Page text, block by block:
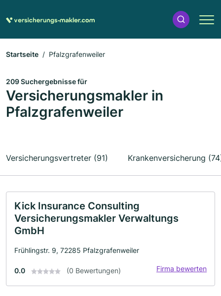
Startseite Pfalzgrafenweiler
209 Suchergebnisse für
Versicherungsmakler in
Pfalzgrafenweiler
Versicherungsvertreter (91) Krankenversicherung
Kick Insurance Consulting
Versicherungsmakler Verwaltungs
GmbH
Frühlingstr. 9, 72285 Pfalzgrafenweiler
0.0 (0 Bewertungen) Firma bewerten